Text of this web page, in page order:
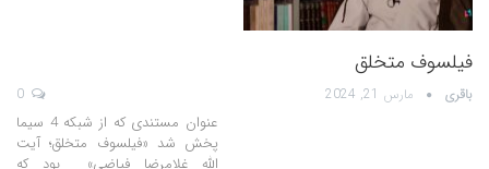
فیلسوف متخلق
باقری مارس 21, 2024
عنوان مستندی که از شبکه 4 سیما
پخش شد «فیلسوف متخلق؛ آیت